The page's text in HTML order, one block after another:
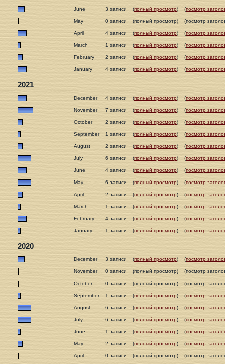
June 3 записи (полный просмотр) (посмотр
May 0 записи (полный просмотр) (посмотр
April 4 записи (полный просмотр) (посмотр
March 1 записи (полный просмотр) (посмотр
February 2 записи (полный просмотр) (посмотр
January 4 записи (полный просмотр) (посмотр
2021
December 4 записи (полный просмотр) (посмотр
November 7 записи (полный просмотр) (посмотр
October 2 записи (полный просмотр) (посмотр
September 1 записи (полный просмотр) (посмотр
August 2 записи (полный просмотр) (посмотр
July 6 записи (полный просмотр) (посмотр
June 4 записи (полный просмотр) (посмотр
May 6 записи (полный просмотр) (посмотр
April 2 записи (полный просмотр) (посмотр
March 1 записи (полный просмотр) (посмотр
February 4 записи (полный просмотр) (посмотр
January 1 записи (полный просмотр) (посмотр
2020
December 3 записи (полный просмотр) (посмотр
November 0 записи (полный просмотр) (посмотр
October 0 записи (полный просмотр) (посмотр
September 1 записи (полный просмотр) (посмотр
August 6 записи (полный просмотр) (посмотр
July 6 записи (полный просмотр) (посмотр
June 1 записи (полный просмотр) (посмотр
May 2 записи (полный просмотр) (посмотр
April 0 записи (полный просмотр) (посмотр